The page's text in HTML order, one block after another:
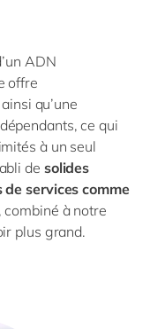
ADN
offre
qu’une
ce qui
à un seul
de solides
services comme
combiné à notre
plus grand.